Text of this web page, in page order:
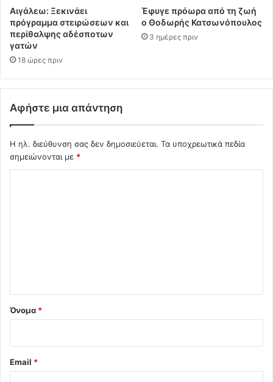
Αιγάλεω: Ξεκινάει
πρόγραμμα στειρώσεων και
περίθαλψης αδέσποτων
γατών
18 ώρες πριν
Έφυγε πρόωρα από τη ζωή
ο Θοδωρής Κατσωνόπουλος
3 ημέρες πριν
Αφήστε μια απάντηση
Η ηλ. διεύθυνση σας δεν δημοσιεύεται. Τα υποχρεωτικά πεδία
σημειώνονται με *
Όνομα *
Email *